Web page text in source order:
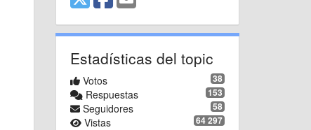
Estadísticas del topic
38
Votos
153
Respuestas
58
Seguidores
64 297
Vistas